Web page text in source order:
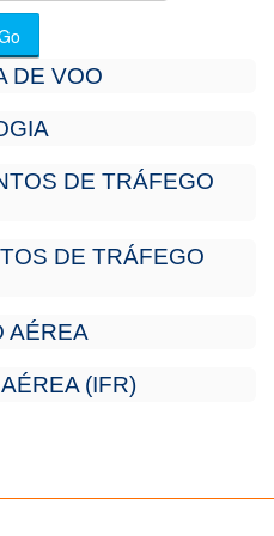
DE VOO
DE TRÁFEGO
DE TRÁFEGO
AÉREA
(IFR)